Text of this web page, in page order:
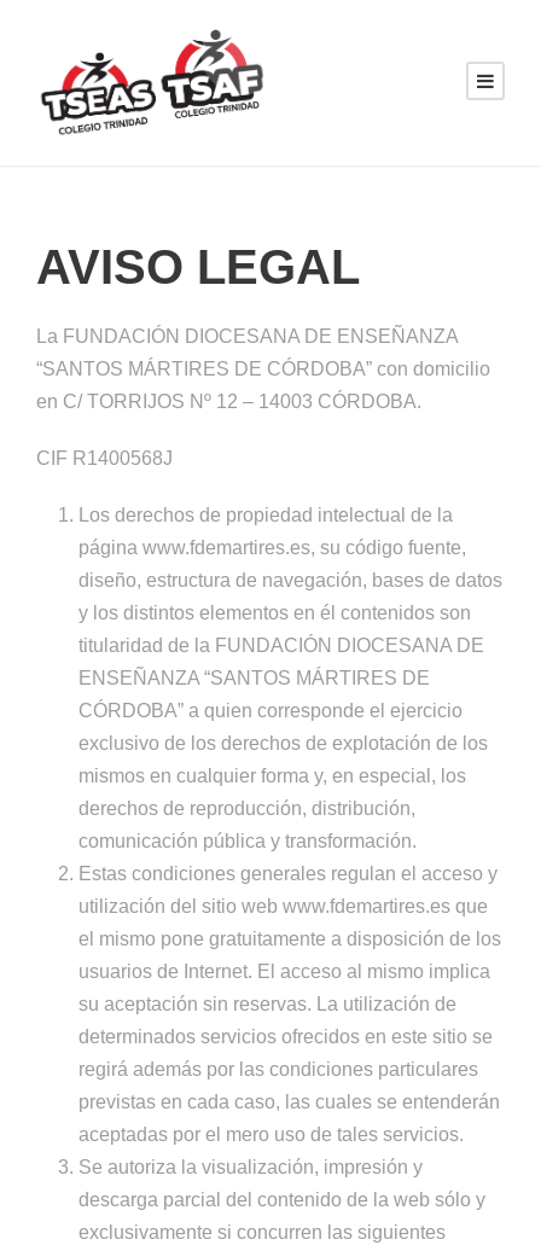
AVISO LEGAL
La FUNDACIÓN DIOCESANA DE ENSEÑANZA
“SANTOS MÁRTIRES DE CÓRDOBA” con domicilio
en C/ TORRIJOS Nº 12 – 14003 CÓRDOBA.
CIF R1400568J
Los derechos de propiedad intelectual de la
página www.fdemartires.es, su código fuente,
diseño, estructura de navegación, bases de datos
y los distintos elementos en él contenidos son
titularidad de la FUNDACIÓN DIOCESANA DE
ENSEÑANZA “SANTOS MÁRTIRES DE
CÓRDOBA” a quien corresponde el ejercicio
exclusivo de los derechos de explotación de los
mismos en cualquier forma y, en especial, los
derechos de reproducción, distribución,
comunicación pública y transformación.
Estas condiciones generales regulan el acceso y
utilización del sitio web www.fdemartires.es que
el mismo pone gratuitamente a disposición de los
usuarios de Internet. El acceso al mismo implica
su aceptación sin reservas. La utilización de
determinados servicios ofrecidos en este sitio se
regirá además por las condiciones particulares
previstas en cada caso, las cuales se entenderán
aceptadas por el mero uso de tales servicios.
Se autoriza la visualización, impresión y
descarga parcial del contenido de la web sólo y
exclusivamente si concurren las siguientes